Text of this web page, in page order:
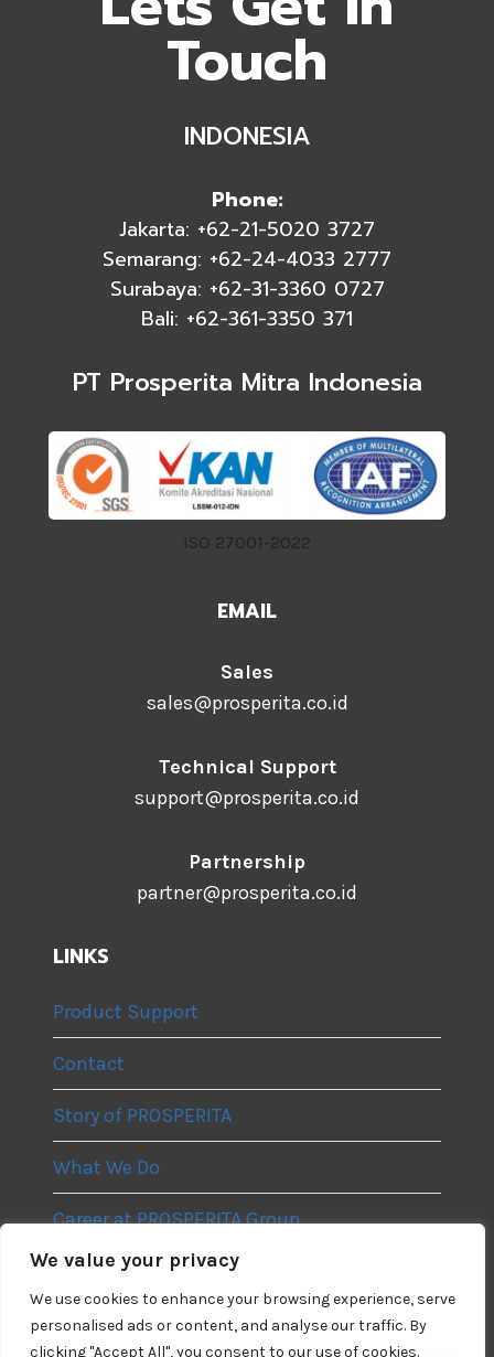
We value your privacy
We use cookies to enhance your browsing experience, serve
personalised ads or content, and analyse our traffic. By
clicking "Accept All", you consent to our use of cookies.
Touch
INDONESIA
Phone:
Jakarta: +62-21-5020 3727
Semarang: +62-24-4033 2777
Surabaya: +62-31-3360 0727
Bali: +62-361-3350 371
PT Prosperita Mitra Indonesia
ISO 27001-2022
EMAIL
Sales
sales@prosperita.co.id
Technical Support
support@prosperita.co.id
Partnership
partner@prosperita.co.id
LINKS
Product Support
Contact
Story of PROSPERITA
What We Do
Career at PROSPERITA Group
Privacy Policy